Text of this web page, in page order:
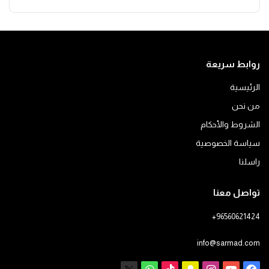
روابط سريعة
الرئيسية
من نحن
الشروط والأحكام
سياسة الخصوصية
راسلنا
تواصل معنا
+96560621424
info@sarmad.com